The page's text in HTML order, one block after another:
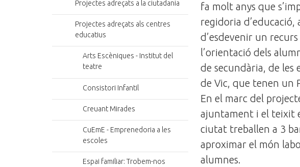
fa molt anys que
regidoria d’educació,
d’esdevenir un recurs
l’orientació dels
de secundària, de les
de Vic, que tenen un
En el marc del
ajuntament i el teixit
ciutat treballen a 3
aproximar el món
alumnes.
Projectes adreçats a la ciutadania
Projectes adreçats als centres
educatius
Arts Escèniques - Institut del
teatre
Consistori Infantil
Creuant Mirades
CuEmE - Emprenedoria a les
escoles
Espai familiar: Trobem-nos